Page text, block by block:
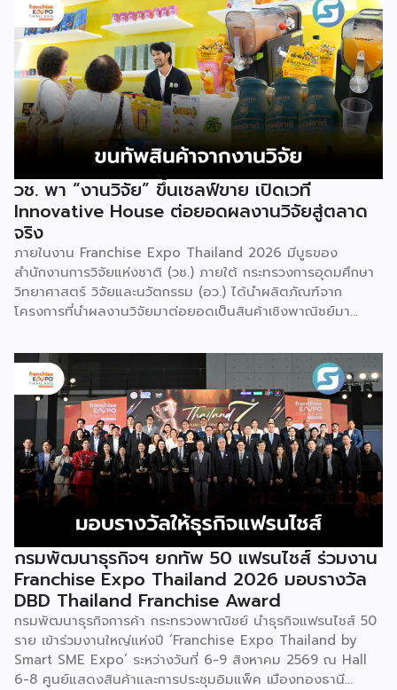
วช. พา “งานวิจัย” ขึ้นเชลฟ์ขาย เปิดเวที
Innovative House ต่อยอดผลงานวิจัยสู่ตลาด
จริง
ภายในงาน Franchise Expo Thailand 2026 มีบูธของ
สำนักงานการวิจัยแห่งชาติ (วช.) ภายใต้ กระทรวงการอุดมศึกษา
วิทยาศาสตร์ วิจัยและนวัตกรรม (อว.) ได้นำผลิตภัณฑ์จาก
โครงการที่นำผลงานวิจัยมาต่อยอดเป็นสินค้าเชิงพาณิชย์มา
มีภารกิจหลัก คือการให้ทุนวิจัย ดูแลเรื่องการวิจัยในภาพรวม รวม
ถึงการให้รางวัล และสนับสนุนนักวิจัย ตั้งแต่ระดับเยาวชนไปจนถึง
นักวิจัยอาวุโส แน่นอนว่านี่เป็นหน่วยงานผู้อยู่เบื้องหลังงานวิจัย
ไทยตั้งแต่ต้นน้ำยันปลายน้ำ กิจกรรมที่นำมาจัดแสดงในบูธ
ครั้งนี้เป็นส่วนหนึ่งของทุนที่ วช. สนับสนุนภายใต้ชุดโครงการ
Innovative House ซึ่งมีเป้าหมายชัดเจน คือการแนะแนวและ
สนับสนุนให้ผู้ประกอบการนำนวัตกรรมที่ต่อยอดมาจากงานวิจัย
ไปพัฒนาต่อจนสามารถขายได้จริงในเชิงพาณิชย์ ไม่ใช่แค่งาน
วิจัยที่อยู่ในห้องแล็บ โดยสินค้าที่นำมาโชว์ในบูธจึงเป็นผลิตภัณฑ์
ที่ “พร้อมขาย” แล้วจริงๆ บางแบรนด์ขายออนไลน์ บางแบรนด์
ขายเฉพาะหน้าร้าน นอกจากนี้ ยังมีการสาธิตนำผลิตภัณฑ์ไป
แปรรูปเป็นเมนูอาหาร-เครื่องดื่มให้ผู้ร่วมงานเห็นวิธีใช้งานจริง
โดยนำ ‘น้ำผึ้ง’ ที่ไม่ได้นำมาวางขายแบบเดิม ๆ แต่แปรรูปเป็น
เครื่องดื่มสเลอปี้ให้ผู้ร่วมงานได้ชิมสดๆ หน้าบูธ เพื่อดึงดูดและ
สร้างประสบการณ์ให้คนในงานได้ทดลองสัมผัสสินค้าจริง และหาก
ใครสนใจก็สามารถซื้อ หัวเชื้อ กลับไปทำเครื่องดื่มต่อเองที่บ้านได้
เช่นกัน […]
กรมพัฒนาธุรกิจฯ ยกทัพ 50 แฟรนไชส์ ร่วมงาน
Franchise Expo Thailand 2026 มอบรางวัล
DBD Thailand Franchise Award
กรมพัฒนาธุรกิจการค้า กระทรวงพาณิชย์ นำธุรกิจแฟรนไชส์ 50
ราย เข้าร่วมงานใหญ่แห่งปี ‘Franchise Expo Thailand by
Smart SME Expo’ ระหว่างวันที่ 6-9 สิงหาคม 2569 ณ Hall
6-8 ศูนย์แสดงสินค้าและการประชุมอิมแพ็ค เมืองทองธานี